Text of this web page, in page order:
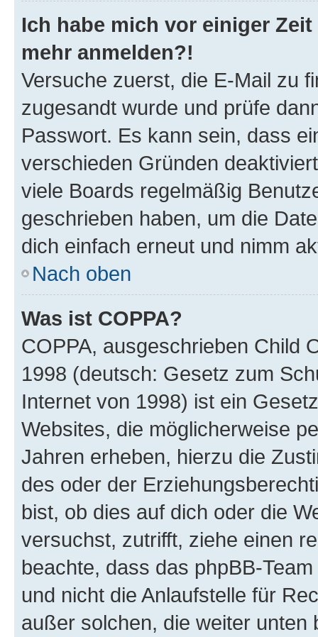
Ich habe mich vor einiger
mehr anmelden?!
Versuche zuerst, die E-Mail zu
zugesandt wurde und prüfe
Passwort. Es kann sein, dass
verschieden Gründen
viele Boards regelmäßig
geschrieben haben, um die
dich einfach erneut und nimm
Nach oben
Was ist COPPA?
COPPA, ausgeschrieben Child
1998 (deutsch: Gesetz zum
Internet von 1998) ist ein
Websites, die möglicherweise
Jahren erheben, hierzu die
des oder der
bist, ob dies auf dich oder die
versuchst, zutrifft, ziehe einen
beachte, dass das phpBB-
und nicht die Anlaufstelle für
außer solchen, die weiter unten